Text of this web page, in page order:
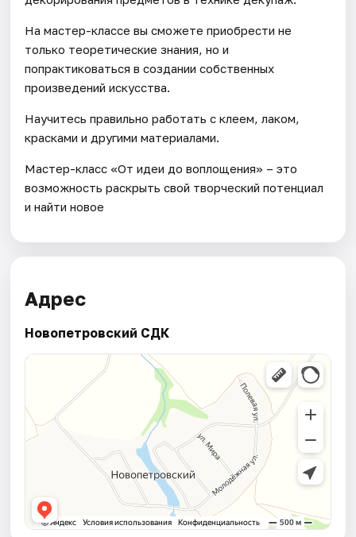
На мастер-классе вы сможете приобрести не
только теоретические знания, но и
попрактиковаться в создании собственных
произведений искусства.
Научитесь правильно работать с клеем, лаком,
красками и другими материалами.
Мастер-класс «От идеи до воплощения» – это
возможность раскрыть свой творческий потенциал
и найти новое
Адрес
Новопетровский СДК